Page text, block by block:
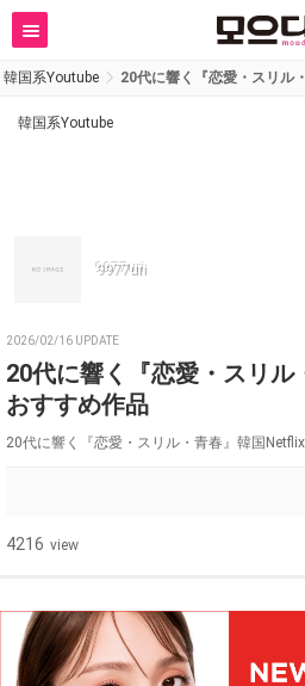
韓国系Youtube 20代に響く『恋愛・スリル
韓国系Youtube
9977uri
2026/02/16 UPDATE
20代に響く『恋愛・スリ
おすすめ作品
20代に響く『恋愛・スリル・青春』韓国
4216 view